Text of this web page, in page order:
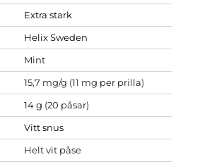
Extra stark
Helix Sweden
Mint
15,7 mg/g (11 mg per prilla)
14 g (20 påsar)
Vitt snus
Helt vit påse